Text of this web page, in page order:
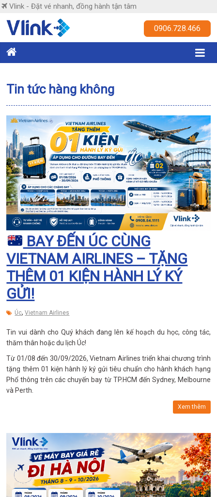
Skip
content
Vlink - Đặt vé nhanh, đồng hành tận tâm
Vlink
nhanh,
đồng
hành
tận
tâm
0906.728.466
Tin tức hàng không
BAY ĐẾN ÚC CÙNG
VIETNAM AIRLINES – TẶNG
THÊM 01 KIỆN HÀNH LÝ KÝ
GỬI!
Úc,Vietnam Airlines
Tin vui dành cho Quý khách đang lên kế hoạch du học, công tác,
thăm thân hoặc du lịch Úc!
Từ 01/08 đến 30/09/2026, Vietnam Airlines triển khai chương trình
tặng thêm 01 kiện hành lý ký gửi tiêu chuẩn cho hành khách hạng
Phổ thông trên các chuyến bay từ TP.HCM đến Sydney, Melbourne
và Perth.
Xem thêm